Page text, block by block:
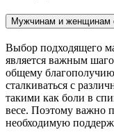
Мужчинам и женщинам
Выбор подходящего
является важным
общему
сталкиваться с
такими как боли в
весе. Поэтому важно
необходимую